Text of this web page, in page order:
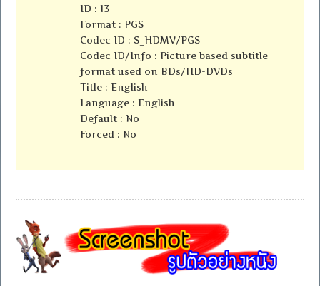
ID : 13
Format : PGS
Codec ID : S_HDMV/PGS
Codec ID/Info : Picture based subtitle
format used on BDs/HD-DVDs
Title : English
Language : English
Default : No
Forced : No